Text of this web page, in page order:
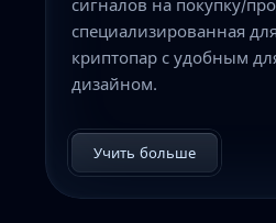
сигналов на покупку/
специализированная
криптопар с удобным
дизайном.
Учить больше